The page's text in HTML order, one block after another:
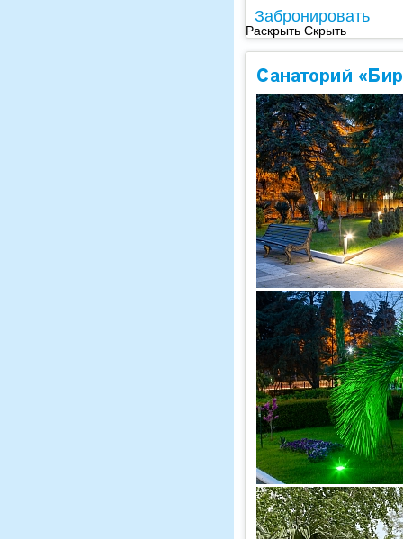
Забронировать
Раскрыть Скрыть